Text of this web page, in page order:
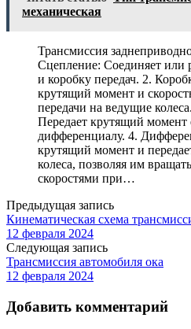
механическая
Трансмиссия
Сцепление: Соединяет или
и коробку передач. 2.
крутящий момент и
передачи на ведущие
Передает крутящий момент
дифференциалу. 4.
крутящий момент и
колеса, позволяя им
скоростями при…
Предыдущая запись
Кинематическая схема
12 февраля 2024
Следующая запись
Трансмиссия автомобиля ока
12 февраля 2024
Добавить комментарий